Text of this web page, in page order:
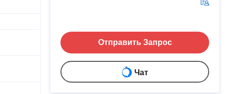
Отправить Запрос
Чат